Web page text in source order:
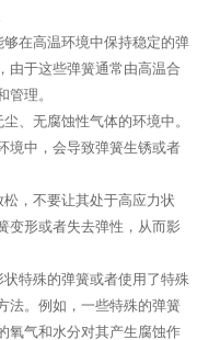
在高温环境中保持稳定的弹
由于这些弹簧通常由高温合
理。
、无腐蚀性气体的环境中。
境中，会导致弹簧生锈或者
，不要让其处于高应力状
变形或者失去弹性，从而影
特殊的弹簧或者使用了特殊
法。例如，一些特殊的弹簧
氧气和水分对其产生腐蚀作